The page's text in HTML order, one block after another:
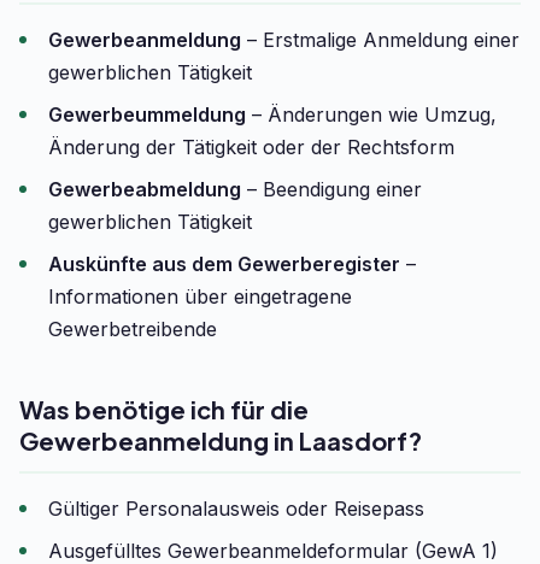
Gewerbeanmeldung – Erstmalige Anmeldung einer
gewerblichen Tätigkeit
Gewerbeummeldung – Änderungen wie Umzug,
Änderung der Tätigkeit oder der Rechtsform
Gewerbeabmeldung – Beendigung einer
gewerblichen Tätigkeit
Auskünfte aus dem Gewerberegister –
Informationen über eingetragene
Gewerbetreibende
Was benötige ich für die
Gewerbeanmeldung in Laasdorf?
Gültiger Personalausweis oder Reisepass
Ausgefülltes Gewerbeanmeldeformular (GewA 1)